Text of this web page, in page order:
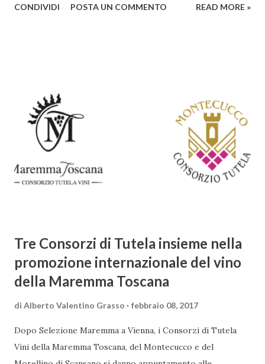
rendono un'opera fondamentale per il periodo. Marino fu
abbracciando invece i principi del Barocco: l'arte come
meraviglia, l'ostentazione della tecnica e la ricerca del
sorprendente. Marino visse in un'epoca di grandi
cambiamenti culturali e sociali, e la sua opera riflette questa
complessità. L'Adone è un poema epico-mitologico in 20
canti, composto da oltre 40.000 versi. Narra la storia
CONDIVIDI POSTA UN COMMENTO READ MORE »
Tre Consorzi di Tutela insieme nella
promozione internazionale del vino
della Maremma Toscana
di Alberto Valentino Grasso febbraio 08, 2017
Dopo Selezione Maremma a Vienna, i Consorzi di Tutela
Vini della Maremma Toscana, del Montecucco e del